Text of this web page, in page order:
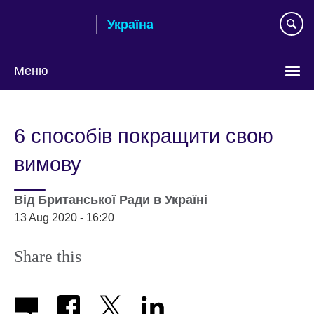
Україна
Меню
language
6 способів покращити свою
вимову
Від Британської Ради в Україні
13 Aug 2020 - 16:20
Share this